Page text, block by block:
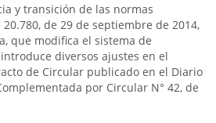
y transición de las normas
de 29 de septiembre de 2014,
que modifica el sistema de
diversos ajustes en el
de Circular publicado en el Diario
por Circular N° 42, de